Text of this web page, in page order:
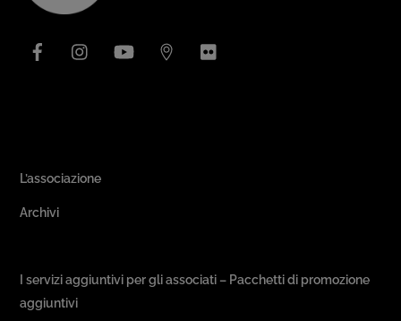
YouTube
L’associazione
Archivi
I servizi aggiuntivi per gli associati – Pacchetti di promozione
aggiuntivi